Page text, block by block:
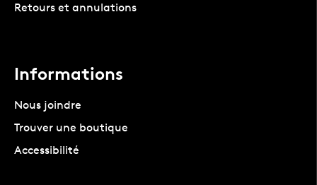
Retours et annulations
Informations
Nous joindre
Trouver une boutique
Accessibilité